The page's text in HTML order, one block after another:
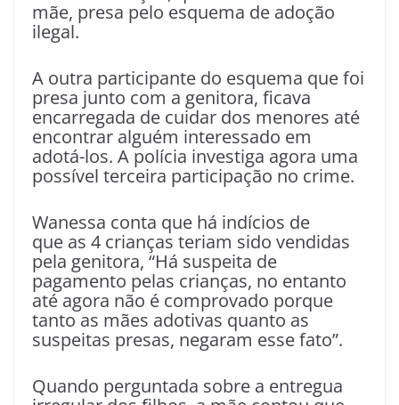
mãe, presa pelo esquema de adoção
ilegal.
A outra participante do esquema que foi
presa junto com a genitora, ficava
encarregada de cuidar dos menores até
encontrar alguém interessado em
adotá-los. A polícia investiga agora uma
possível terceira participação no crime.
Wanessa conta que há indícios de
que as 4 crianças teriam sido vendidas
pela genitora, “Há suspeita de
pagamento pelas crianças, no entanto
até agora não é comprovado porque
tanto as mães adotivas quanto as
suspeitas presas, negaram esse fato”.
Quando perguntada sobre a entregua